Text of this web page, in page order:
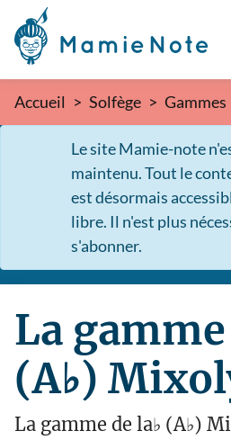
Accueil Solfège Gammes
Le site Mamie-note
maintenu. Tout le
est désormais
libre. Il n'est plus
s'abonner.
La gamme
(A♭)
La gamme de la♭ (A♭)